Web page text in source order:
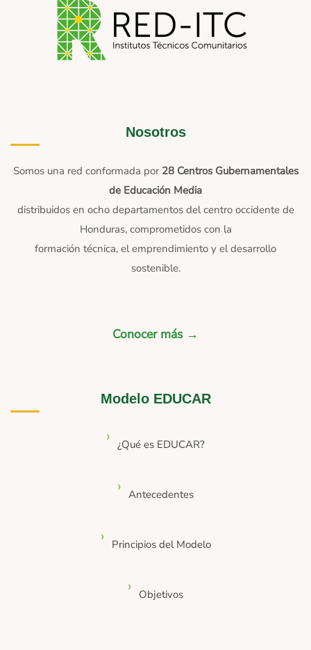
Nosotros
Somos una red conformada por 28 Centros Gubernamentales
de Educación Media
distribuidos en ocho departamentos del centro occidente de
Honduras, comprometidos con la
formación técnica, el emprendimiento y el desarrollo
sostenible.
Conocer más →
Modelo EDUCAR
¿Qué es EDUCAR?
Antecedentes
Principios del Modelo
Objetivos